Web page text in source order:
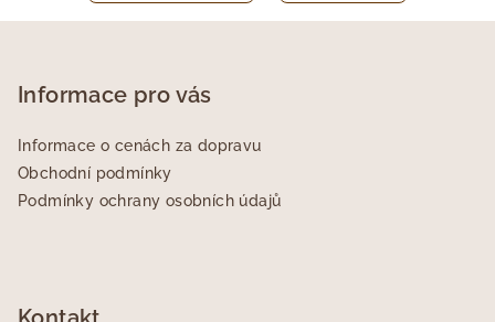
Informace pro vás
Informace o cenách za dopravu
Obchodní podmínky
Podmínky ochrany osobních údajů